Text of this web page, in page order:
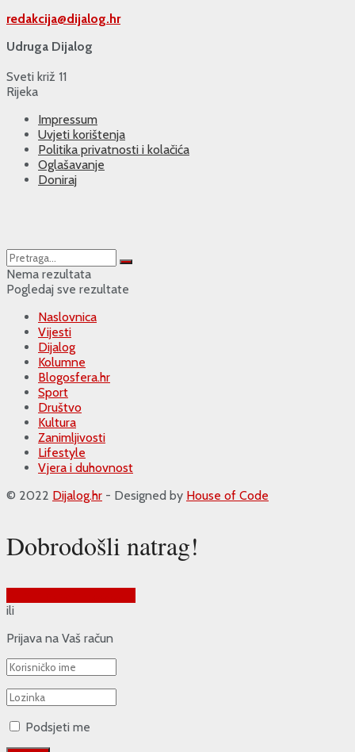
redakcija@dijalog.hr
Udruga Dijalog
Sveti križ 11
Rijeka
Impressum
Uvjeti korištenja
Politika privatnosti i kolačića
Oglašavanje
Doniraj
Nema rezultata
Pogledaj sve rezultate
Naslovnica
Vijesti
Dijalog
Kolumne
Blogosfera.hr
Sport
Društvo
Kultura
Zanimljivosti
Lifestyle
Vjera i duhovnost
© 2022 Dijalog.hr - Designed by House of Code
Dobrodošli natrag!
ili
Prijava na Vaš račun
Podsjeti me